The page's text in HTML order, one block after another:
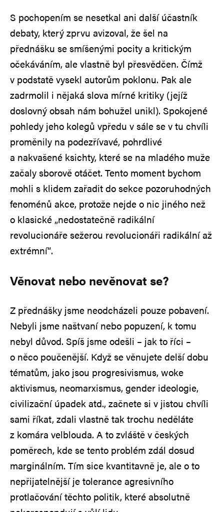
S pochopením se nesetkal ani další účastník
debaty, který zprvu avizoval, že šel na
přednášku se smíšenými pocity a kritickým
očekáváním, ale vlastně byl přesvědčen. Čímž
v podstatě vysekl autorům poklonu. Pak ale
zadrmolil i nějaká slova mírné kritiky (jejíž
doslovný obsah nám bohužel unikl). Spokojené
pohledy jeho kolegů vpředu v sále se v tu chvíli
proměnily na podezřívavé, pohrdlivé
a nakvašené ksichty, které se na mladého muže
začaly sborově otáčet. Tento moment bychom
mohli s klidem zařadit do sekce pozoruhodných
fenoménů akce, protože nejde o nic jiného než
o klasické „nedostatečně radikální
revolucionáře sežerou revolucionáři radikální až
extrémní“.
Věnovat nebo nevěnovat se?
Z přednášky jsme neodcházeli pouze pobavení.
Nebyli jsme naštvaní nebo popuzení, k tomu
nebyl důvod. Spíš jsme odešli – jak to říci –
o něco poučenější. Když se věnujete delší dobu
tématům, jako jsou progresivismus, woke
aktivismus, neomarxismus, gender ideologie,
civilizační úpadek atd., začnete si v jistou chvíli
sami říkat, zdali vlastně tak trochu neděláte
z komára velblouda. A to zvláště v českých
poměrech, kde se tento problém zdál dosud
marginálním. Tím sice kvantitavně je, ale o to
nepřijatelnější je tolerance agresivního
protlačování těchto politik, které absolutně